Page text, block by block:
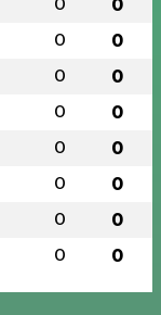
0 0
0 0
0 0
0 0
0 0
0 0
0 0
0 0